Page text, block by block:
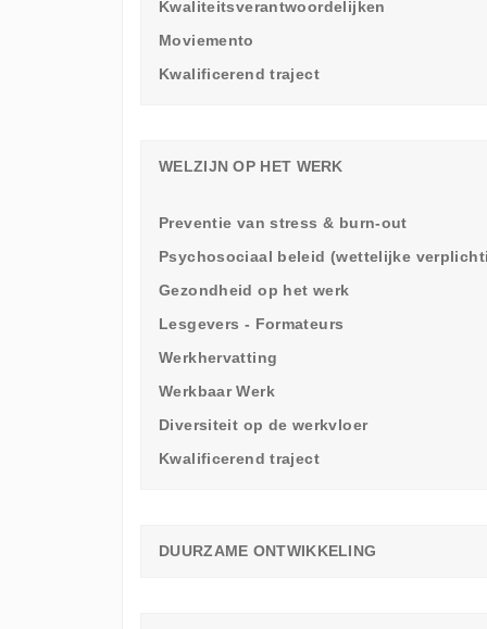
Kwaliteitsverantwoordelijken
Moviemento
Kwalificerend traject
WELZIJN OP HET WERK
Preventie van stress & burn-out
Psychosociaal beleid (wettelijke
Gezondheid op het werk
Lesgevers - Formateurs
Werkhervatting
Werkbaar Werk
Diversiteit op de werkvloer
Kwalificerend traject
DUURZAME ONTWIKKELING